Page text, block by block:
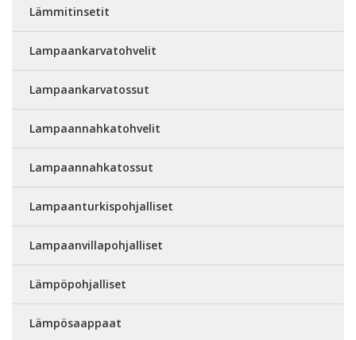
Lämmitinsetit
Lampaankarvatohvelit
Lampaankarvatossut
Lampaannahkatohvelit
Lampaannahkatossut
Lampaanturkispohjalliset
Lampaanvillapohjalliset
Lämpöpohjalliset
Lämpösaappaat